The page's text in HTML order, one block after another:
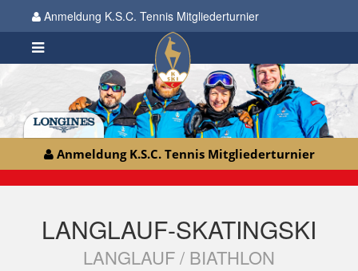
Anmeldung K.S.C. Tennis Mitgliederturnier
Anmeldung K.S.C. Tennis Mitgliederturnier
LANGLAUF-SKATINGSKI
LANGLAUF / BIATHLON